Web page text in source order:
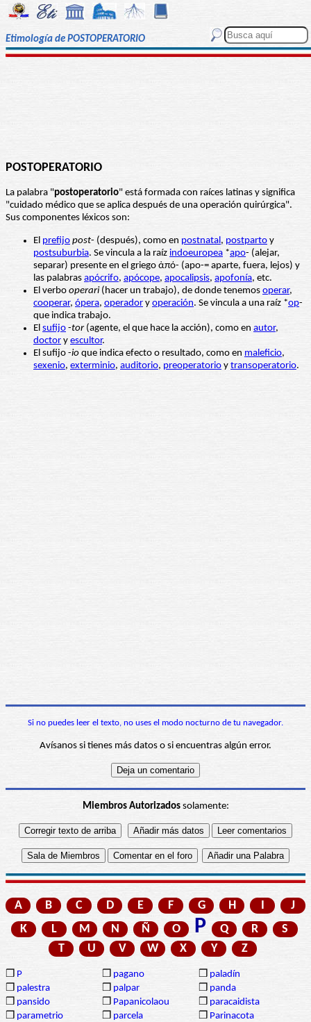
Etimología de POSTOPERATORIO
POSTOPERATORIO
La palabra "postoperatorio" está formada con raíces latinas y significa
"cuidado médico que se aplica después de una operación quirúrgica".
Sus componentes léxicos son:
El prefijo post- (después), como en postnatal, postparto y
postsuburbia. Se vincula a la raíz indoeuropea *apo- (alejar,
separar) presente en el griego ἀπό- (apo-= aparte, fuera, lejos) y
las palabras apócrifo, apócope, apocalipsis, apofonía, etc.
El verbo operari(hacer un trabajo), de donde tenemos operar,
cooperar, ópera, operador y operación. Se vincula a una raíz *op-
que indica trabajo.
El sufijo -tor(agente, el que hace la acción), como en autor,
doctor y escultor.
El sufijo -io que indica efecto o resultado, como en maleficio,
sexenio, exterminio, auditorio, preoperatorio y transoperatorio.
Si no puedes leer el texto, no uses el modo nocturno de tu navegador.
Avísanos si tienes más datos o si encuentras algún error.
Miembros Autorizadossolamente:
A B C D E F G H I
J
K
L M N Ñ O P Q R
S
T
U V W X Y Z
❒ P ❒ pagano ❒ paladín
❒ palestra ❒ palpar ❒ panda
❒ pansido ❒ Papanicolaou ❒ paracaidista
❒ parametrio ❒ parcela ❒ Parinacota